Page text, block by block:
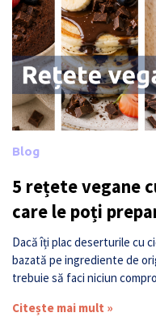
Blog
5 rețete vegane
care le poți
Dacă îți plac deserturile cu
bazată pe ingrediente de
trebuie să faci niciun
Citește mai mult »